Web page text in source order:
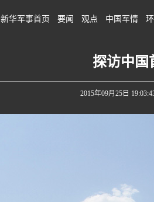
新华军事首页 要闻 观点 中国军情
探访中国
2015年09月25日